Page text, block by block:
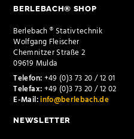
BERLEBACH® SHOP
Berlebach ® Stativtechnik
Wolfgang Fleischer
Chemnitzer Straße 2
09619 Mulda
Telefon:+49 (0)3 73 20 / 12 01
Telefax:+49 (0)3 73 20 / 12 02
E-Mail:info@berlebach.de
NEWSLETTER